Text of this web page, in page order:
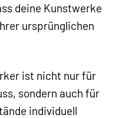
deine Kunstwerke
ursprünglichen
ist nicht nur für
sondern auch für
individuell